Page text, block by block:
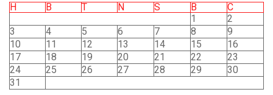
H B T N S B
C
1
2
3
4 5 6 7 8
9
10
11 12 13 14 15
16
17
18 19 20 21 22
23
24
25 26 27 28 29
30
31